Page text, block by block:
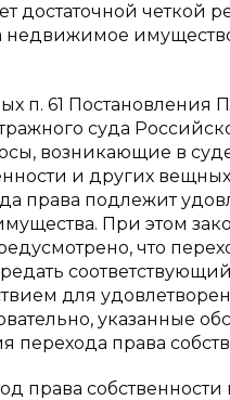
достаточной
недвижимое
п. 61 Постановления
суда
возникающие в
и других вещных
права подлежит
При этом
что
для
указанные
перехода права
права